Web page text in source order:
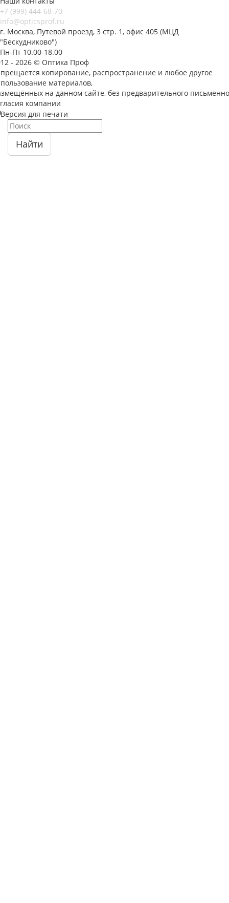
+7 (999) 444-68-70
info@opticsprof.ru
г. Москва, Путевой проезд, 3 стр. 1, офис 405 (МЦД
"Бескудниково")
Пн-Пт 10.00-18.00
- 2026 © Оптика Проф
копирование, распространение и любое другое
материалов,
на данном сайте, без предварительного
компании
Версия для печати
Найти